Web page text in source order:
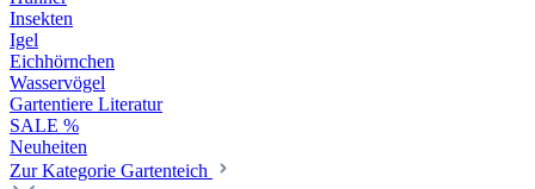
Insekten
Igel
Eichhörnchen
Wasservögel
Gartentiere Literatur
SALE %
Neuheiten
Zur Kategorie Gartenteich